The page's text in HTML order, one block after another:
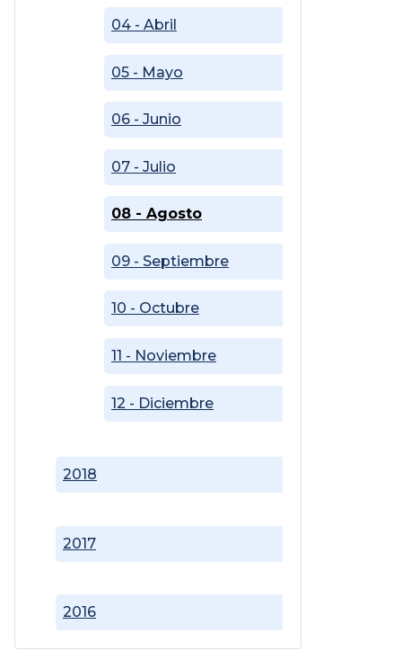
2016
2017
2018
04 - Abril
05 - Mayo
06 - Junio
07 - Julio
08 - Agosto
09 - Septiembre
10 - Octubre
11 - Noviembre
12 - Diciembre